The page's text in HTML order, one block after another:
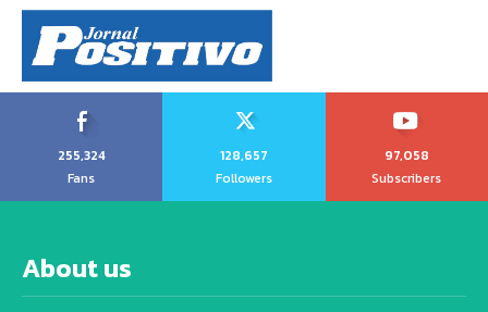
255,324
Fans
128,657
Followers
97,058
Subscribers
About us